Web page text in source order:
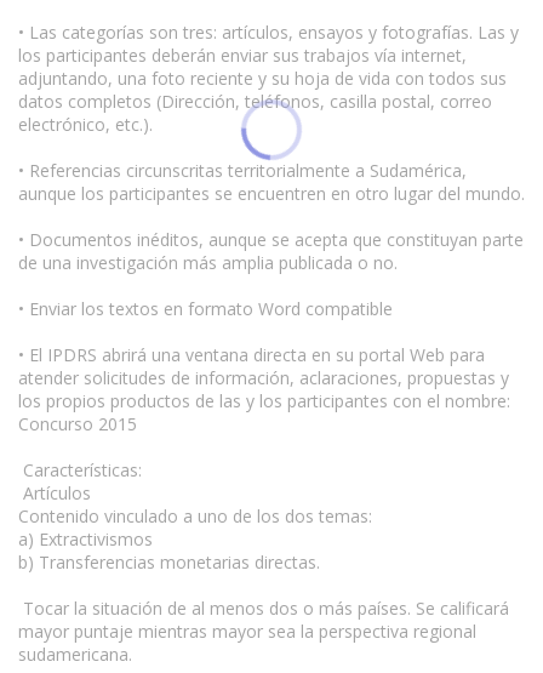
• Las categorías son tres: artículos, ensayos y fotografías. Las y
los participantes deberán enviar sus trabajos vía internet,
adjuntando, una foto reciente y su hoja de vida con todos sus
datos completos (Dirección, teléfonos, casilla postal, correo
electrónico, etc.).
• Referencias circunscritas territorialmente a Sudamérica,
aunque los participantes se encuentren en otro lugar del mundo.
• Documentos inéditos, aunque se acepta que constituyan parte
de una investigación más amplia publicada o no.
• Enviar los textos en formato Word compatible
• El IPDRS abrirá una ventana directa en su portal Web para
atender solicitudes de información, aclaraciones, propuestas y
los propios productos de las y los participantes con el nombre:
Concurso 2015
Características:
Artículos
Contenido vinculado a uno de los dos temas:
a) Extractivismos
b) Transferencias monetarias directas.
Tocar la situación de al menos dos o más países. Se calificará
mayor puntaje mientras mayor sea la perspectiva regional
sudamericana.